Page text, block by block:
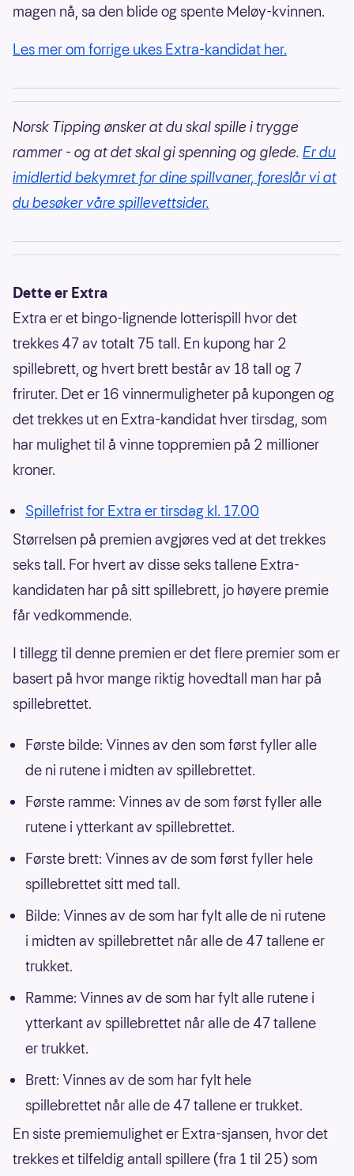
magen nå, sa den blide og spente Meløy-kvinnen.
Les mer om forrige ukes Extra-kandidat her.
Norsk Tipping ønsker at du skal spille i trygge
rammer - og at det skal gi spenning og glede. Er du
imidlertid bekymret for dine spillvaner, foreslår vi at
du besøker våre spillevettsider.
Dette er Extra
Extra er et bingo-lignende lotterispill hvor det
trekkes 47 av totalt 75 tall. En kupong har 2
spillebrett, og hvert brett består av 18 tall og 7
friruter. Det er 16 vinnermuligheter på kupongen og
det trekkes ut en Extra-kandidat hver tirsdag, som
har mulighet til å vinne toppremien på 2 millioner
kroner.
Spillefrist for Extra er tirsdag kl. 17.00
Størrelsen på premien avgjøres ved at det trekkes
seks tall. For hvert av disse seks tallene Extra-
kandidaten har på sitt spillebrett, jo høyere premie
får vedkommende.
I tillegg til denne premien er det flere premier som er
basert på hvor mange riktig hovedtall man har på
spillebrettet.
Første bilde: Vinnes av den som først fyller alle
de ni rutene i midten av spillebrettet.
Første ramme: Vinnes av de som først fyller alle
rutene i ytterkant av spillebrettet.
Første brett: Vinnes av de som først fyller hele
spillebrettet sitt med tall.
Bilde: Vinnes av de som har fylt alle de ni rutene
i midten av spillebrettet når alle de 47 tallene er
trukket.
Ramme: Vinnes av de som har fylt alle rutene i
ytterkant av spillebrettet når alle de 47 tallene
er trukket.
Brett: Vinnes av de som har fylt hele
spillebrettet når alle de 47 tallene er trukket.
En siste premiemulighet er Extra-sjansen, hvor det
trekkes et tilfeldig antall spillere (fra 1 til 25) som